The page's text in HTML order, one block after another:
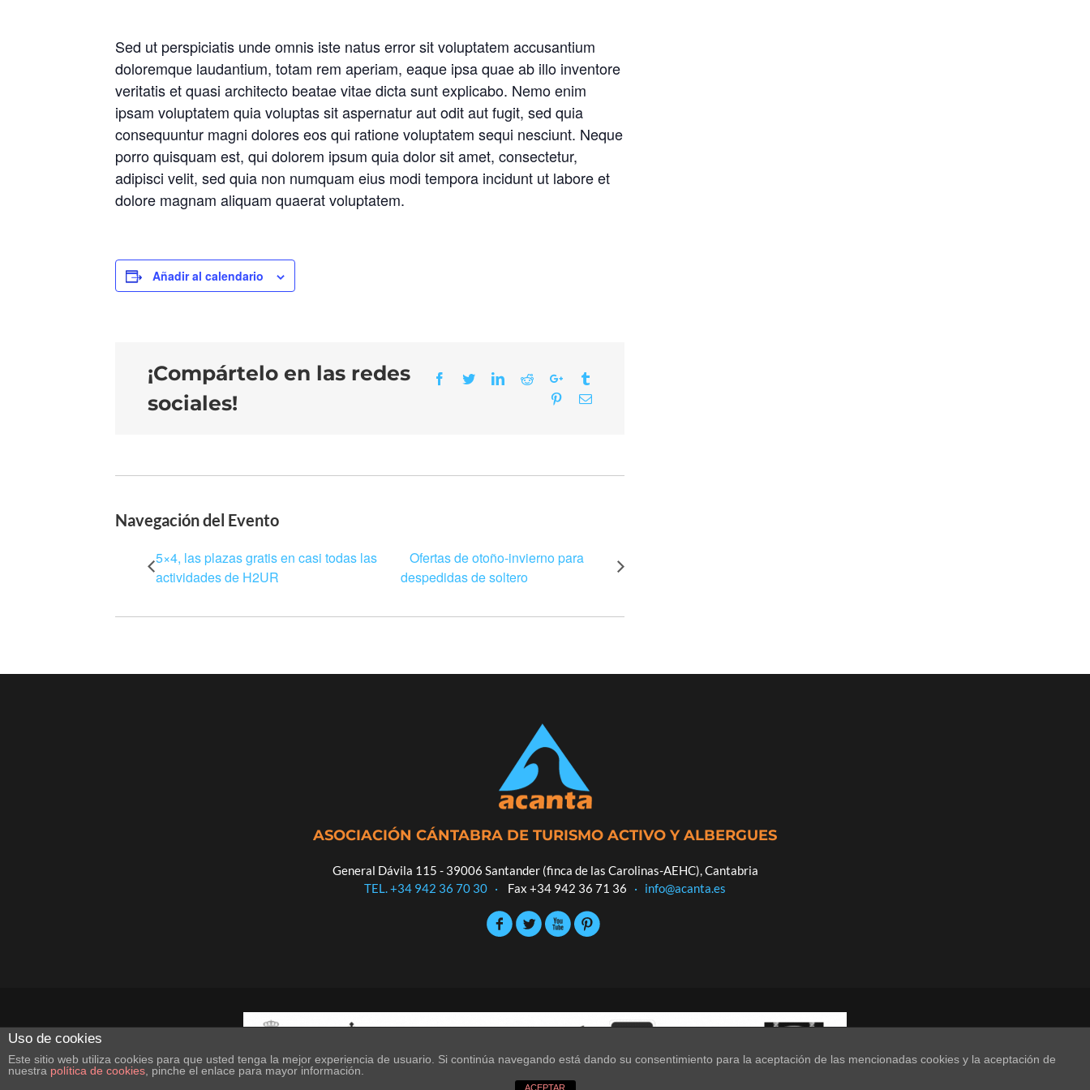
Sed ut perspiciatis unde omnis iste natus error sit voluptatem accusantium
doloremque laudantium, totam rem aperiam, eaque ipsa quae ab illo inventore
veritatis et quasi architecto beatae vitae dicta sunt explicabo. Nemo enim
ipsam voluptatem quia voluptas sit aspernatur aut odit aut fugit, sed quia
consequuntur magni dolores eos qui ratione voluptatem sequi nesciunt. Neque
porro quisquam est, qui dolorem ipsum quia dolor sit amet, consectetur,
adipisci velit, sed quia non numquam eius modi tempora incidunt ut labore et
dolore magnam aliquam quaerat voluptatem.
Añadir al calendario
¡Compártelo en las redes
sociales!
Facebook
TwitterLinkedIn
RedditGoogle+
PinterestEmail
Navegación del Evento
5×4, las plazas gratis en casi todas las
actividades de H2UR
Ofertas de otoño-invierno para
despedidas de soltero
ASOCIACIÓN CÁNTABRA DE TURISMO ACTIVO Y ALBERGUES
General Dávila 115 - 39006 Santander (finca de las Carolinas-AEHC), Cantabria
TEL. +34 942 36 70 30 · Fax +34 942 36 71 36 · info@acanta.es
Uso de cookies
Este sitio web utiliza cookies para que usted tenga la mejor experiencia de usuario. Si continúa navegando está dando su consentimiento para la aceptación de las mencionadas cookies y la aceptación de
nuestra política de cookies , pinche el enlace para mayor información.
ACEPTAR